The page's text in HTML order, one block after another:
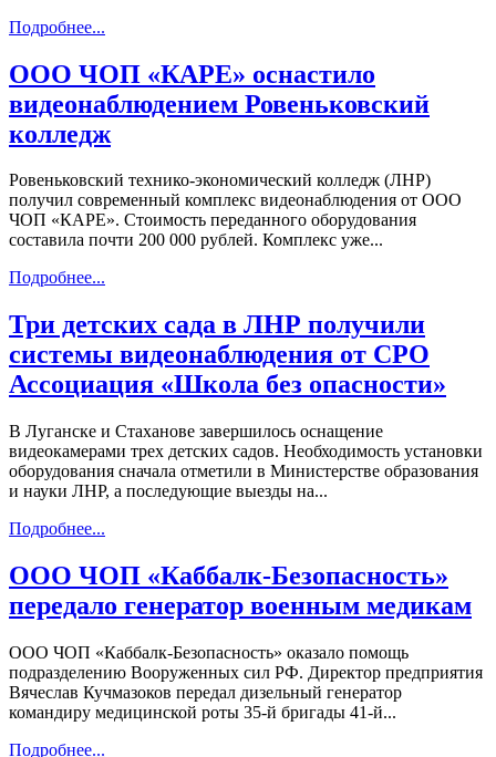
Подробнее...
ООО ЧОП «КАРЕ» оснастило
видеонаблюдением Ровеньковский
колледж
Ровеньковский технико-экономический колледж (ЛНР)
получил современный комплекс видеонаблюдения от ООО
ЧОП «КАРЕ». Стоимость переданного оборудования
составила почти 200 000 рублей. Комплекс уже...
Подробнее...
Три детских сада в ЛНР получили
системы видеонаблюдения от СРО
Ассоциация «Школа без опасности»
В Луганске и Стаханове завершилось оснащение
видеокамерами трех детских садов. Необходимость установки
оборудования сначала отметили в Министерстве образования
и науки ЛНР, а последующие выезды на...
Подробнее...
ООО ЧОП «Каббалк-Безопасность»
передало генератор военным медикам
ООО ЧОП «Каббалк-Безопасность» оказало помощь
подразделению Вооруженных сил РФ. Директор предприятия
Вячеслав Кучмазоков передал дизельный генератор
командиру медицинской роты 35-й бригады 41-й...
Подробнее...